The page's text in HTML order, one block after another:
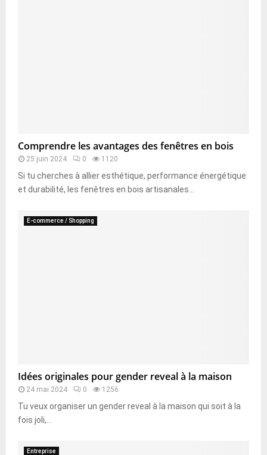
Comprendre les avantages des fenêtres en bois
25 juin 2024 0 1120
Si tu cherches à allier esthétique, performance énergétique
et durabilité, les fenêtres en bois artisanales...
E-commerce / Shopping
Idées originales pour gender reveal à la maison
24 mai 2024 0 1256
Tu veux organiser un gender reveal à la maison qui soit à la
fois joli,...
Entreprise